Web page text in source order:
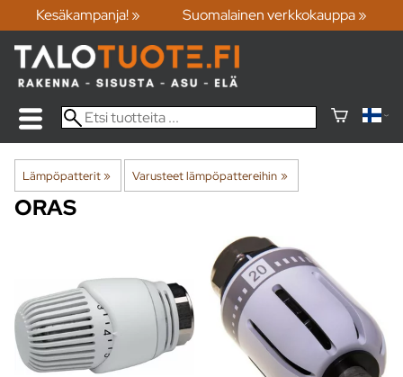
Kesäkampanja! » Suomalainen verkkokauppa »
Lämpöpatterit‪» Varusteet lämpöpattereihin ‪»
ORAS